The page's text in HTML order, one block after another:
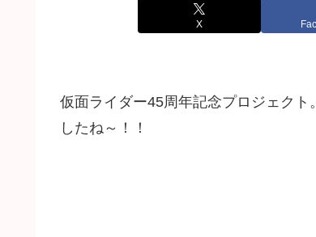
X
仮面ライダー45周年記念プロジェク
したね～！！